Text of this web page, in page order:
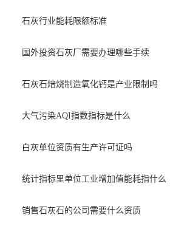
石灰行业能耗限额标准
国外投资石灰厂需要办理哪些手续
石灰石焙烧制造氧化钙是产业限制吗
大气污染AQI指数指标是什么
白灰单位资质有生产许可证吗
统计指标里单位工业增加值能耗指什么
销售石灰石的公司需要什么资质